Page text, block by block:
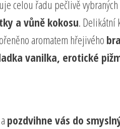
celou řadu pečlivě
a vůně kokosu. Delikátní
aromatem hřejivého
vanilka, erotické
pozdvihne vás do